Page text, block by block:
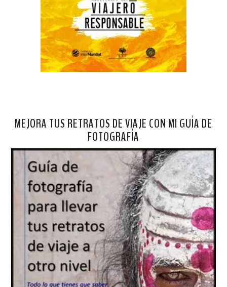
MEJORA TUS RETRATOS DE VIAJE CON MI GUÍA DE
FOTOGRAFÍA